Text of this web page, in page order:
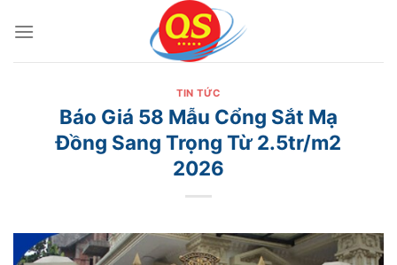
qua
TIN TỨC
Báo Giá 58 Mẫu Cổng Sắt Mạ
Đồng Sang Trọng Từ 2.5tr/m2
2026